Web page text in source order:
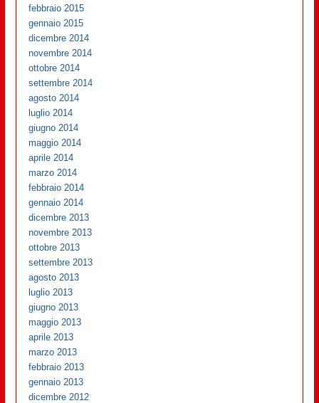
febbraio 2015
gennaio 2015
dicembre 2014
novembre 2014
ottobre 2014
settembre 2014
agosto 2014
luglio 2014
giugno 2014
maggio 2014
aprile 2014
marzo 2014
febbraio 2014
gennaio 2014
dicembre 2013
novembre 2013
ottobre 2013
settembre 2013
agosto 2013
luglio 2013
giugno 2013
maggio 2013
aprile 2013
marzo 2013
febbraio 2013
gennaio 2013
dicembre 2012